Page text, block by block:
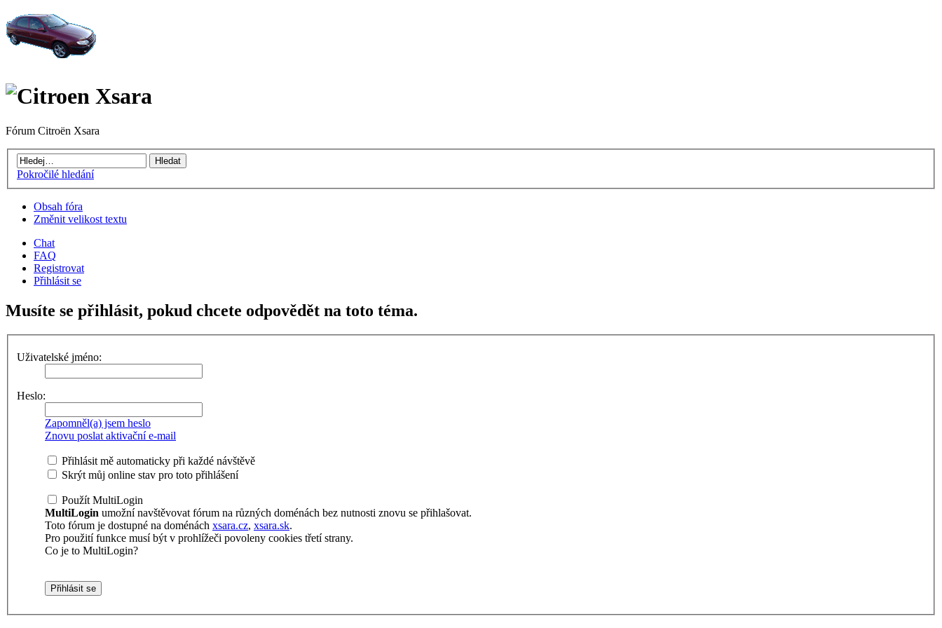
Fórum Citroën Xsara
Pokročilé hledání
Obsah fóra
Změnit velikost textu
Chat
FAQ
Registrovat
Přihlásit se
Musíte se přihlásit, pokud chcete odpovědět na toto téma.
Uživatelské jméno:
Heslo:
Zapomněl(a) jsem heslo
Znovu poslat aktivační e-mail
Přihlásit mě automaticky při každé návštěvě
Skrýt můj online stav pro toto přihlášení
Použít MultiLogin
MultiLogin umožní navštěvovat fórum na různých doménách bez nutnosti znovu se přihlašovat.
Toto fórum je dostupné na doménách xsara.cz, xsara.sk.
Pro použití funkce musí být v prohlížeči povoleny cookies třetí strany.
Co je to MultiLogin?